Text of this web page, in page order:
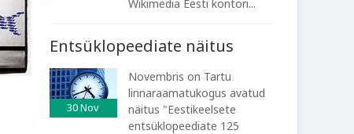
Wikimedia Eesti kontori...
Entsüklopeediate näitus
30Nov
Novembris on Tartu
linnaraamatukogus avatud
näitus "Eestikeelsete
entsüklopeediate 125